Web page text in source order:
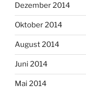
Dezember 2014
Oktober 2014
August 2014
Juni 2014
Mai 2014